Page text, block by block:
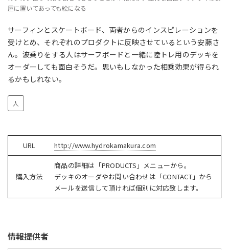
屋に置いてあっても絵になる
サーフィンとスケートボード、両者からのインスピレーションを
受けとめ、それぞれのプロダクトに反映させているという安藤さ
ん。波乗りをする人はサーフボードと一緒に陸トレ用のデッキを
オーダーしても面白そうだ。思いもしなかった相乗効果が得られ
るかもしれない。
人
URL http://www.hydrokamakura.com
購入方法
商品の詳細は「PRODUCTS」メニューから。
デッキのオーダやお問い合わせは「CONTACT」から
メールを送信して頂ければ個別に対応致します。
情報提供者